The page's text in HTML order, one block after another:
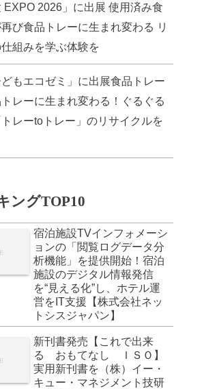
EXPO 2026」に出展 使用済み食
び食品トレーに生まれ変わる リ
組みを学ぶ体験を
どもエコゼミ」に出展食品トレー
レーに生まれ変わる！ぐるぐる
レーtoトレー」のリサイクルを
ングTOP10
宿泊施設TVインフォメーシ
ョンの「閲覧ログデータ分
析機能」を提供開始！宿泊
施設のデジタル情報発信
を“見える化”し、ホテル運
営をIT支援【株式会社ネッ
トシスジャパン】
新刊書発売【これで出来
る おもてなし ＩＳＯ】
実用新刊書を（株）イー・
キュー・マネジメント技研